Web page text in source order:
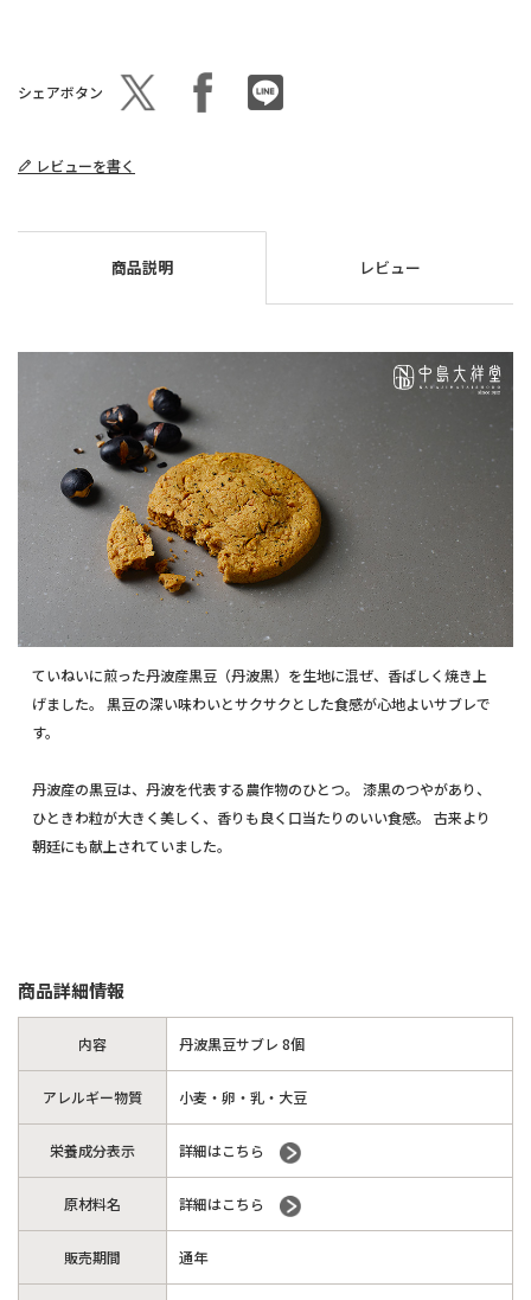
シェアボタン
レビューを書く
商品説明 レビュー
ていねいに煎った丹波産黒豆（丹波黒）を生地に混ぜ、香ばしく焼き上
げました。 黒豆の深い味わいとサクサクとした食感が心地よいサブレで
す。
丹波産の黒豆は、丹波を代表する農作物のひとつ。 漆黒のつやがあり、
ひときわ粒が大きく美しく、香りも良く口当たりのいい食感。 古来より
朝廷にも献上されていました。
商品詳細情報
内容 丹波黒豆サブレ 8個
アレルギー物質 小麦・卵・乳・大豆
栄養成分表示 詳細はこちら
原材料名 詳細はこちら
販売期間 通年